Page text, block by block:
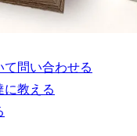
て問い合わせる
に教える